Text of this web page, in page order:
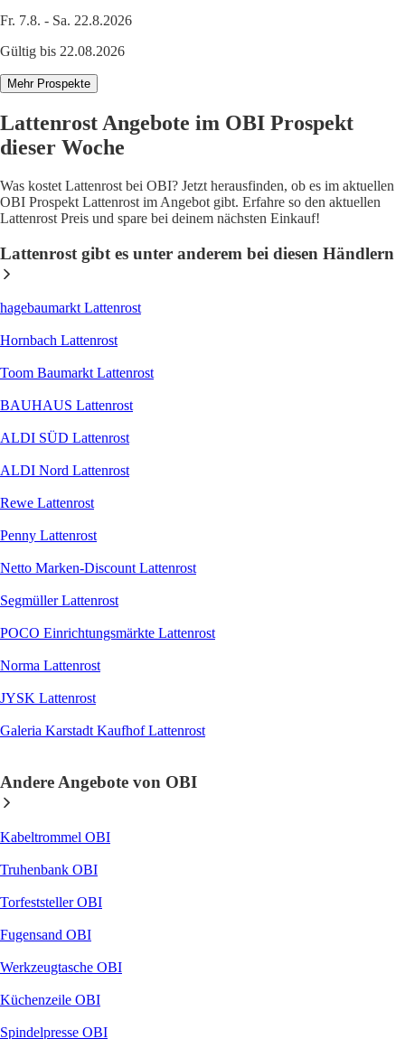
Fr. 7.8. - Sa. 22.8.2026
Gültig bis 22.08.2026
Mehr Prospekte
Lattenrost Angebote im OBI Prospekt
dieser Woche
Was kostet Lattenrost bei OBI? Jetzt herausfinden, ob es im aktuellen
OBI Prospekt Lattenrost im Angebot gibt. Erfahre so den aktuellen
Lattenrost Preis und spare bei deinem nächsten Einkauf!
Lattenrost gibt es unter anderem bei diesen Händlern
hagebaumarkt Lattenrost
Hornbach Lattenrost
Toom Baumarkt Lattenrost
BAUHAUS Lattenrost
ALDI SÜD Lattenrost
ALDI Nord Lattenrost
Rewe Lattenrost
Penny Lattenrost
Netto Marken-Discount Lattenrost
Segmüller Lattenrost
POCO Einrichtungsmärkte Lattenrost
Norma Lattenrost
JYSK Lattenrost
Galeria Karstadt Kaufhof Lattenrost
Andere Angebote von OBI
Kabeltrommel OBI
Truhenbank OBI
Torfeststeller OBI
Fugensand OBI
Werkzeugtasche OBI
Küchenzeile OBI
Spindelpresse OBI